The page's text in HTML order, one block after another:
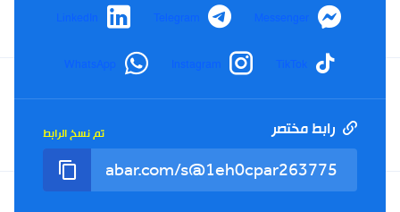
من نحن
Facebook
YouTube
TikTok
Twitter
Tel : +213(0)023 31 69 04 - eMail :info@elkhabar.com
Messenger
Telegram
LinkedIn
TikTok
Instagram
WhatsApp
رابط مختصر تم نسخ الرابط